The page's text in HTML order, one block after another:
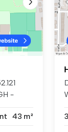
-
43 m²